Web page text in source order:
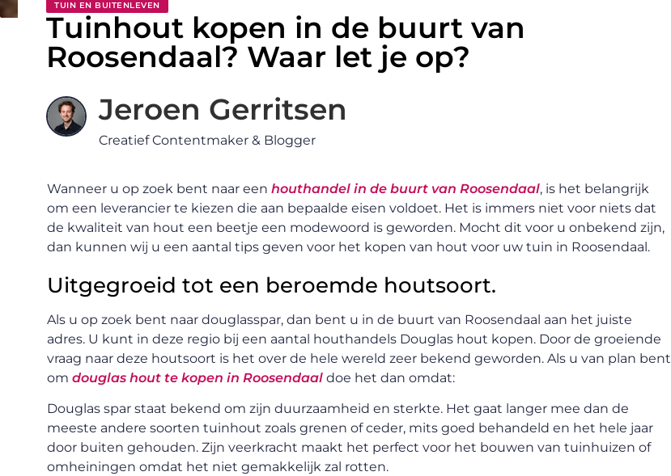
TUIN EN BUITENLEVEN
Tuinhout kopen in de buurt van
Roosendaal? Waar let je op?
Jeroen Gerritsen
Creatief Contentmaker & Blogger
Wanneer u op zoek bent naar een houthandel in de buurt van Roosendaal, is het belangrijk
om een leverancier te kiezen die aan bepaalde eisen voldoet. Het is immers niet voor niets dat
de kwaliteit van hout een beetje een modewoord is geworden. Mocht dit voor u onbekend zijn,
dan kunnen wij u een aantal tips geven voor het kopen van hout voor uw tuin in Roosendaal.
Uitgegroeid tot een beroemde houtsoort.
Als u op zoek bent naar douglasspar, dan bent u in de buurt van Roosendaal aan het juiste
adres. U kunt in deze regio bij een aantal houthandels Douglas hout kopen. Door de groeiende
vraag naar deze houtsoort is het over de hele wereld zeer bekend geworden. Als u van plan bent
om douglas hout te kopen in Roosendaal doe het dan omdat:
Douglas spar staat bekend om zijn duurzaamheid en sterkte. Het gaat langer mee dan de
meeste andere soorten tuinhout zoals grenen of ceder, mits goed behandeld en het hele jaar
door buiten gehouden. Zijn veerkracht maakt het perfect voor het bouwen van tuinhuizen of
omheiningen omdat het niet gemakkelijk zal rotten.